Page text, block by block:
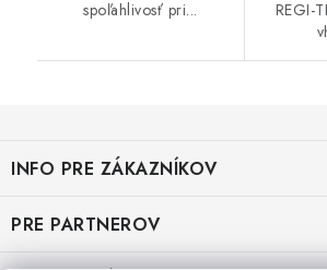
spoľahlivosť pri...
REGI-
p
ä
INFO PRE ZÁKAZNÍKOV
OBCHODNÉ PODMIENKY
PRE PARTNEROV